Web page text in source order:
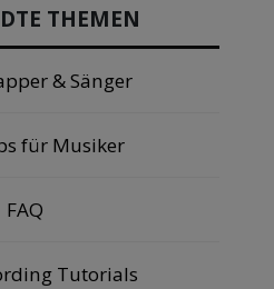
THEMEN
& Sänger
für Musiker
FAQ
Tutorials